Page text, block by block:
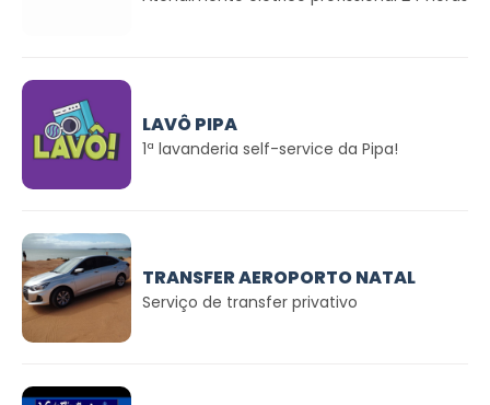
LAVÔ PIPA
1ª lavanderia self-service da Pipa!
TRANSFER AEROPORTO NATAL
Serviço de transfer privativo